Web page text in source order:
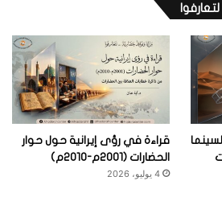
قراءة في رؤى إيرانية حول حوار
الحضارات (2001م-2010م)
4 يوليو، 2026